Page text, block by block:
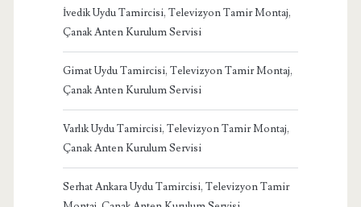
İvedik Uydu Tamircisi, Televizyon Tamir Montaj,
Çanak Anten Kurulum Servisi
Gimat Uydu Tamircisi, Televizyon Tamir Montaj,
Çanak Anten Kurulum Servisi
Varlık Uydu Tamircisi, Televizyon Tamir Montaj,
Çanak Anten Kurulum Servisi
Serhat Ankara Uydu Tamircisi, Televizyon Tamir